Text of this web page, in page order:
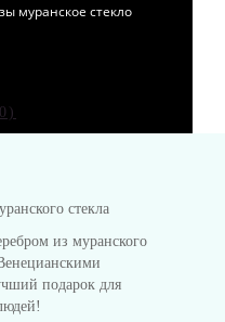
муранское стекло
интерьера
стекла
из муранского
подарок для